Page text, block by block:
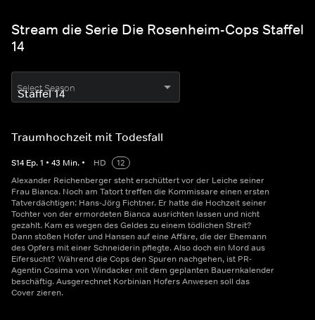
Stream die Serie Die Rosenheim-Cops Staffel
14
Select Season
Traumhochzeit mit Todesfall
S14 Ep.1 • 43 Min. • HD
12
Alexander Reichenberger steht erschüttert vor der Leiche seiner
Frau Bianca. Noch am Tatort treffen die Kommissare einen ersten
Tatverdächtigen: Hans-Jörg Fichtner. Er hatte die Hochzeit seiner
Tochter von der ermordeten Bianca ausrichten lassen und nicht
gezahlt. Kam es wegen des Geldes zu einem tödlichen Streit?
Dann stoßen Hofer und Hansen auf eine Affäre, die der Ehemann
des Opfers mit einer Schneiderin pflegte. Also doch ein Mord aus
Eifersucht? Während die Cops den Spuren nachgehen, ist PR-
Agentin Cosima von Windacker mit dem geplanten Bauernkalender
beschäftig. Ausgerechnet Korbinian Hofers Anwesen soll das
Cover zieren.